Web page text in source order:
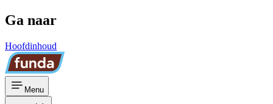
Ga naar
Hoofdinhoud
Menu